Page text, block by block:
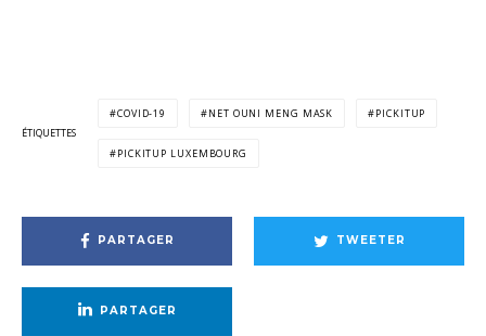
ÉTIQUETTES
COVID-19 NET OUNI MENG MASK PICKITUP
PICKITUP LUXEMBOURG
PARTAGER TWEETER
PARTAGER